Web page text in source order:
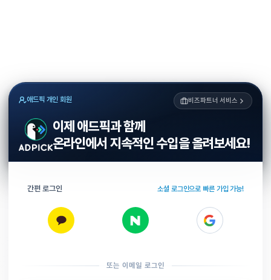
애드픽 개인 회원 비즈파트너 서비스
이제 애드픽과 함께
온라인에서 지속적인 수입을 올려보세요!
간편 로그인 소셜 로그인으로 빠른 가입 가능!
또는 이메일 로그인